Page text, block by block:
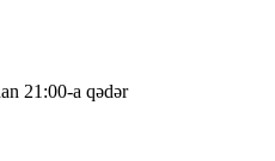
21:00-a qədər